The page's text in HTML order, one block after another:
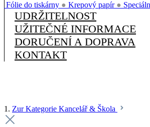
Fólie do tiskárny ● Krepový papír ●
UDRŽITELNOST
UŽITEČNÉ INFORMACE
DORUČENÍ A DOPRAVA
KONTAKT
1. Zur Kategorie Kancelář & Škola